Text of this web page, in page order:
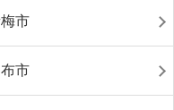
市
市